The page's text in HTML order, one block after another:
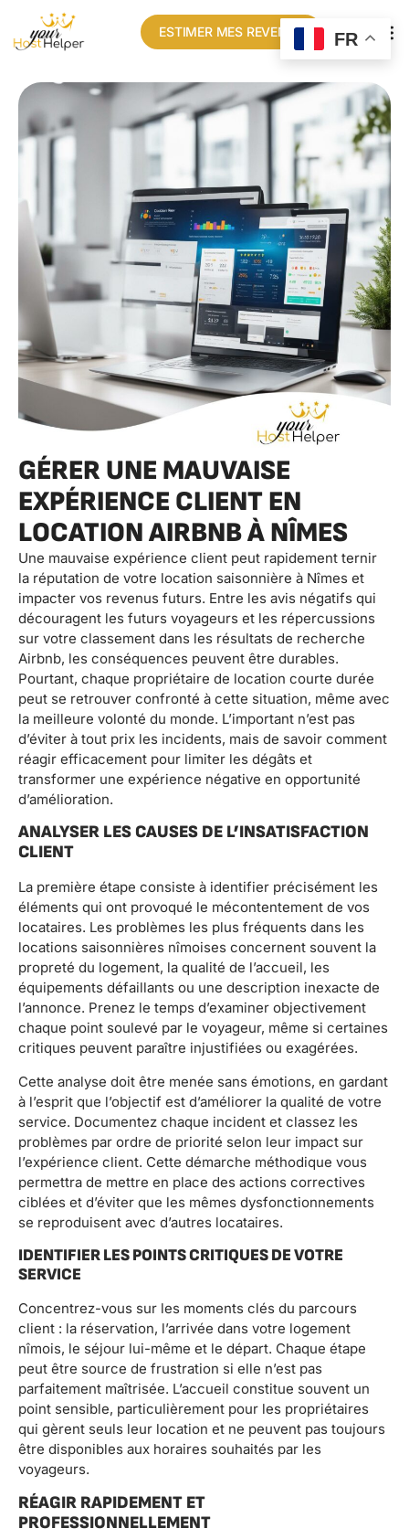
ESTIMER MES REVENUS
GÉRER UNE MAUVAISE
EXPÉRIENCE CLIENT EN
LOCATION AIRBNB À NÎMES
Une mauvaise expérience client peut rapidement ternir
la réputation de votre location saisonnière à Nîmes et
impacter vos revenus futurs. Entre les avis négatifs qui
découragent les futurs voyageurs et les répercussions
sur votre classement dans les résultats de recherche
Airbnb, les conséquences peuvent être durables.
Pourtant, chaque propriétaire de location courte durée
peut se retrouver confronté à cette situation, même avec
la meilleure volonté du monde. L’important n’est pas
d’éviter à tout prix les incidents, mais de savoir comment
réagir efficacement pour limiter les dégâts et
transformer une expérience négative en opportunité
d’amélioration.
ANALYSER LES CAUSES DE L’INSATISFACTION
CLIENT
La première étape consiste à identifier précisément les
éléments qui ont provoqué le mécontentement de vos
locataires. Les problèmes les plus fréquents dans les
locations saisonnières nîmoises concernent souvent la
propreté du logement, la qualité de l’accueil, les
équipements défaillants ou une description inexacte de
l’annonce. Prenez le temps d’examiner objectivement
chaque point soulevé par le voyageur, même si certaines
critiques peuvent paraître injustifiées ou exagérées.
Cette analyse doit être menée sans émotions, en gardant
à l’esprit que l’objectif est d’améliorer la qualité de votre
service. Documentez chaque incident et classez les
problèmes par ordre de priorité selon leur impact sur
l’expérience client. Cette démarche méthodique vous
permettra de mettre en place des actions correctives
ciblées et d’éviter que les mêmes dysfonctionnements
se reproduisent avec d’autres locataires.
IDENTIFIER LES POINTS CRITIQUES DE VOTRE
SERVICE
Concentrez-vous sur les moments clés du parcours
client : la réservation, l’arrivée dans votre logement
nîmois, le séjour lui-même et le départ. Chaque étape
peut être source de frustration si elle n’est pas
parfaitement maîtrisée. L’accueil constitue souvent un
point sensible, particulièrement pour les propriétaires
qui gèrent seuls leur location et ne peuvent pas toujours
être disponibles aux horaires souhaités par les
voyageurs.
RÉAGIR RAPIDEMENT ET
PROFESSIONNELLEMENT
FR